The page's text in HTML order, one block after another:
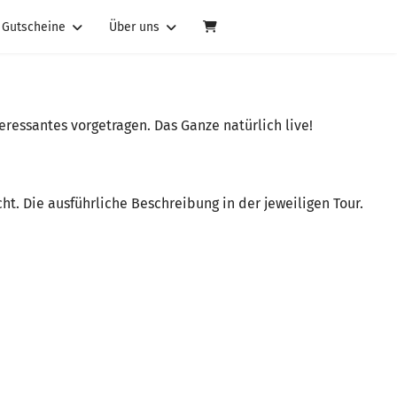
Gutscheine Über uns
vorgetragen. Das Ganze natürlich live!
Die ausführliche Beschreibung in der jeweiligen Tour.